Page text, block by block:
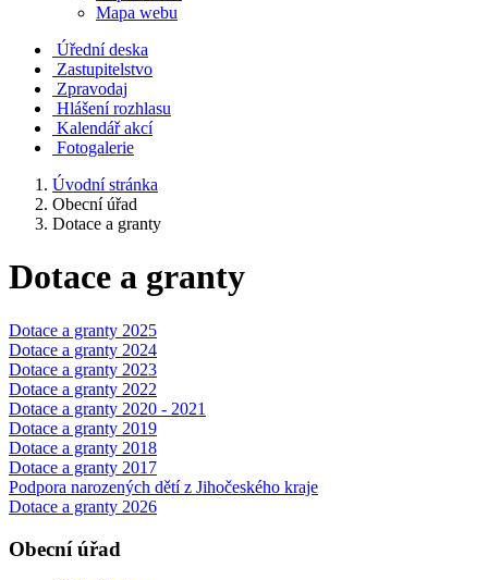
Mapa webu
Úřední deska
Zastupitelstvo
Zpravodaj
Hlášení rozhlasu
Kalendář akcí
Fotogalerie
Úvodní stránka
Obecní úřad
Dotace a granty
Dotace a granty
Dotace a granty 2025
Dotace a granty 2024
Dotace a granty 2023
Dotace a granty 2022
Dotace a granty 2020 - 2021
Dotace a granty 2019
Dotace a granty 2018
Dotace a granty 2017
Podpora narozených dětí z Jihočeského kraje
Dotace a granty 2026
Obecní úřad